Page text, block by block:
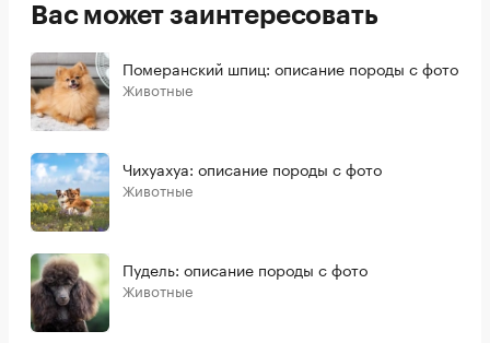
Вас может заинтересовать
Померанский шпиц: описание породы с фото
Животные
Чихуахуа: описание породы с фото
Животные
Пудель: описание породы с фото
Животные